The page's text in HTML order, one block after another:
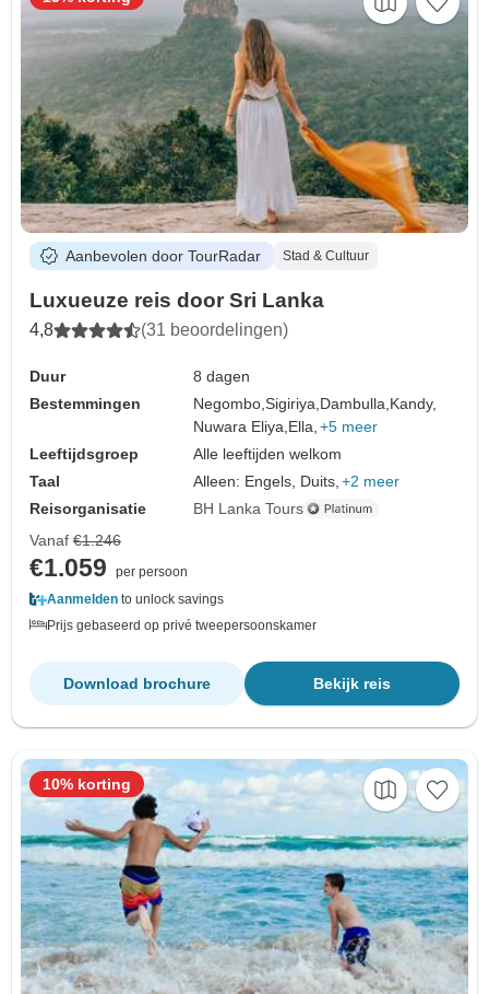
Aanbevolen door TourRadar Stad & Cultuur
Luxueuze reis door Sri Lanka
4,8 (31 beoordelingen)
Duur
8 dagen
Bestemmingen
Negombo,Sigiriya, Dambulla, Kandy,
Nuwara Eliya, Ella, +5 meer
Leeftijdsgroep
Alle leeftijden welkom
Taal
Alleen: Engels, Duits, +2 meer
Reisorganisatie
BH Lanka Tours
Vanaf €1.246
€1.059
per persoon
Aanmelden to unlock savings
Prijs gebaseerd op privé tweepersoonskamer
Bekijk reis
Download brochure
10% korting